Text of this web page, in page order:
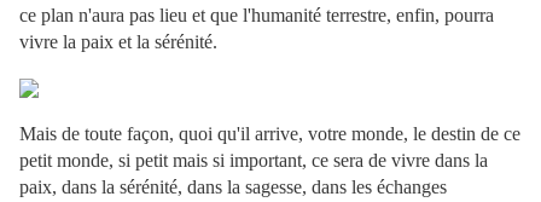
ce plan n'aura pas lieu et que l'humanité terrestre, enfin, pourra
vivre la paix et la sérénité.
Mais de toute façon, quoi qu'il arrive, votre monde, le destin de ce
petit monde, si petit mais si important, ce sera de vivre dans la
paix, dans la sérénité, dans la sagesse, dans les échanges